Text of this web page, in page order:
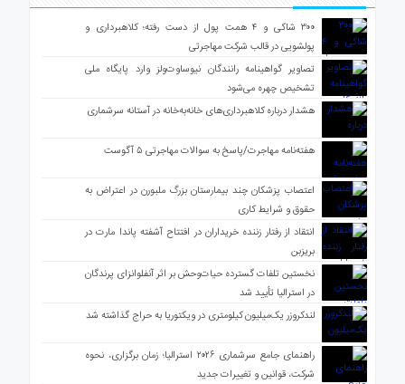
۳۰۰ شاکی و ۴ همت پول از دست رفته؛ کلاهبرداری و
پولشویی در قالب شرکت مهاجرتی
تصاویر گواهینامه رانندگان نیوساوت‌ولز وارد پایگاه ملی
تشخیص چهره می‌شود
هشدار درباره کلاهبرداری‌های خانه‌به‌خانه در آستانه سرشماری
هفته‌نامه مهاجرت/پاسخ به سوالات مهاجرتی ۵ آگوست
اعتصاب پزشکان چند بیمارستان بزرگ ملبورن در اعتراض به
حقوق و شرایط کاری
انتقاد از رفتار زننده خریداران در افتتاح آشفته پاندا مارت در
بریزبن
نخستین تلفات گسترده حیات‌وحش بر اثر آنفلوانزای پرندگان
در استرالیا تأیید شد
لندکروزر یک‌میلیون کیلومتری در ویکتوریا به حراج گذاشته شد
راهنمای جامع سرشماری ۲۰۲۶ استرالیا؛ زمان برگزاری، نحوه
شرکت، قوانین و تغییرات جدید